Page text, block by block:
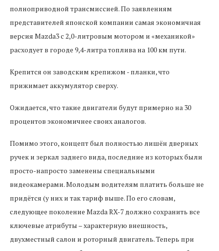
полноприводной трансмиссией. По заявлениям
представителей японской компании самая экономичная
версия Mazda3 с 2,0-литровым мотором и «механикой»
расходует в городе 9,4-литра топлива на 100 км пути.
Крепится он заводским крепижом - планки, что
прижимает аккумулятор сверху.
Ожидается, что такие двигатели будут примерно на 30
процентов экономичнее своих аналогов.
Помимо этого, концепт был полностью лишён дверных
ручек и зеркал заднего вида, последние из которых были
просто-напросто заменены специальными
видеокамерами. Молодым водителям платить больше не
придётся (у них и так тариф выше. По его словам,
следующее поколение Mazda RX-7 должно сохранить все
ключевые атрибуты – характерную внешность,
двухместный салон и роторный двигатель. Теперь при